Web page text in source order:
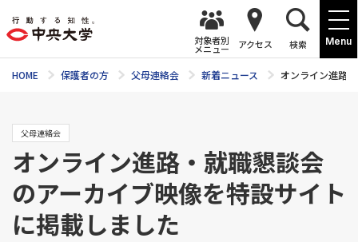
Menu
対象者別
メニュー アクセス 検索
HOME 保護者の方 父母連絡会 新着ニュース オンライン進路
父母連絡会
オンライン進路・就職懇談会
のアーカイブ映像を特設サイト
に掲載しました